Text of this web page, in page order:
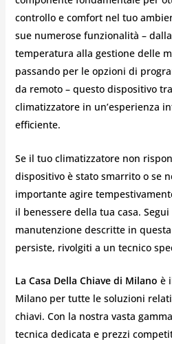
controllo e comfort nel tuo
sue numerose funzionalità –
temperatura alla gestione delle
passando per le opzioni di
da remoto – questo dispositivo
climatizzatore in un’esperienza
efficiente.
Se il tuo climatizzatore non
dispositivo è stato smarrito o se
importante agire
il benessere della tua casa.
manutenzione descritte in
persiste, rivolgiti a un tecnico
La Casa Della Chiave di Milano è
Milano per tutte le soluzioni
chiavi. Con la nostra vasta
tecnica dedicata e prezzi